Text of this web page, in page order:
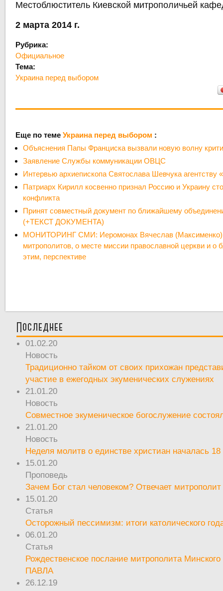
Местоблюститель Киевской митрополичьей
2 марта 2014 г.
Рубрика:
Официальное
Тема:
Украина перед выбором
Еще по темеУкраина перед выбором :
Объяснения Папы Франциска вызвали новую волну
Заявление Службы коммуникации ОВЦС
Интервью архиепископа Святослава Шевчука агентству
Патриарх Кирилл косвенно признал Россию и Украину
конфликта
Принят совместный документ по ближайшему
(+ТЕКСТ ДОКУМЕНТА)
МОНИТОРИНГ СМИ: Иеромонах Вячеслав (Максименко):
митрополитов, о месте миссии православной церкви и о
этим, перспективе
Последнее
01.02.20
Новость
Традиционно тайком от своих прихожан
участие в ежегодных экуменических служениях
21.01.20
Новость
Совместное экуменическое богослужение
21.01.20
Новость
Неделя молитв о единстве христиан началась 18
15.01.20
Проповедь
Зачем Бог стал человеком? Отвечает
15.01.20
Статья
Осторожный пессимизм: итоги католического
06.01.20
Статья
Рождественское послание митрополита Минского
ПАВЛА
26.12.19